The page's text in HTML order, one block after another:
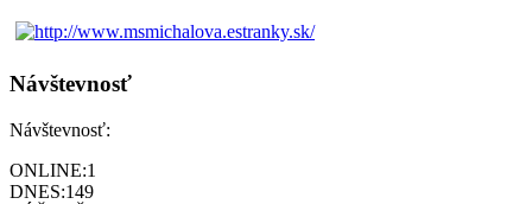
Návštevnosť
Návštevnosť:
ONLINE:1
DNES:149